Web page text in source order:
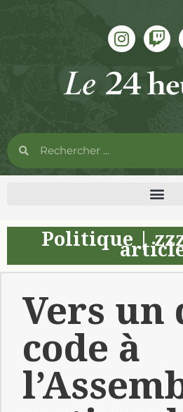
Politique|
Vers un
code à